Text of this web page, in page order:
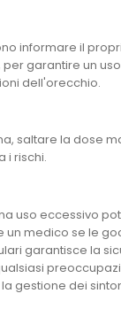
informare il
garantire un
dell'orecchio.
saltare la dose
i rischi.
uso eccessivo
un medico se le
garantisce la
gestione dei